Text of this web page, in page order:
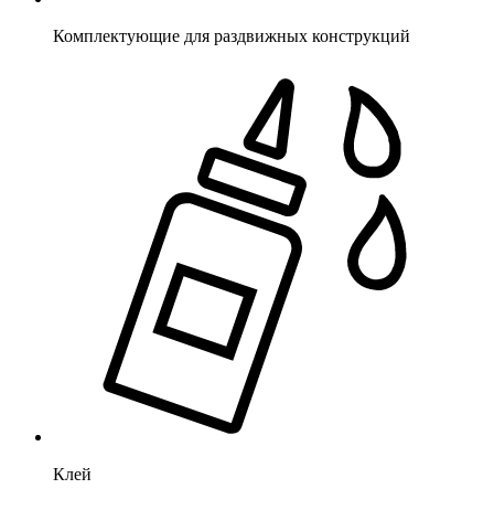
Комплектующие для раздвижных конструкций
Клей